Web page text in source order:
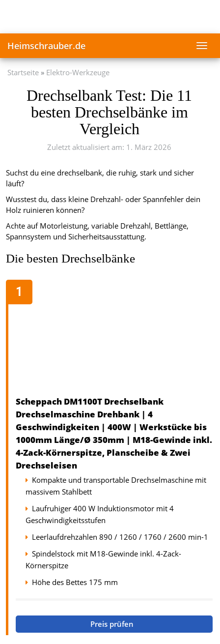
Heimschrauber.de
Startseite Elektro-Werkzeuge
Drechselbank Test: Die 11
besten Drechselbänke im
Vergleich
Zuletzt aktualisiert am: 1. März 2026
Suchst du eine drechselbank, die ruhig, stark und sicher
läuft?
Wusstest du, dass kleine Drehzahl- oder Spannfehler dein
Holz ruinieren können?
Achte auf Motorleistung, variable Drehzahl, Bettlänge,
Spannsystem und Sicherheitsausstattung.
Die besten Drechselbänke
Scheppach DM1100T Drechselbank
Drechselmaschine Drehbank | 4
Geschwindigkeiten | 400W | Werkstücke bis
1000mm Länge/Ø 350mm | M18-Gewinde inkl.
4-Zack-Körnerspitze, Planscheibe & Zwei
Drechseleisen
Kompakte und transportable Drechselmaschine mit
massivem Stahlbett
Laufruhiger 400 W Induktionsmotor mit 4
Geschwindigkeitsstufen
Leerlaufdrehzahlen 890 / 1260 / 1760 / 2600 min-1
Spindelstock mit M18-Gewinde inkl. 4-Zack-
Körnerspitze
Höhe des Bettes 175 mm
Preis prüfen